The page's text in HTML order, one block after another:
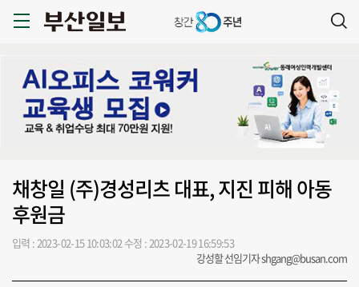
채창일 (주)경성리츠 대표, 지진 피해 아동
후원금
입력 : 2023-02-15 10:03:02 수정 : 2023-02-19 16:59:53
강성할 선임기자 shgang@busan.com